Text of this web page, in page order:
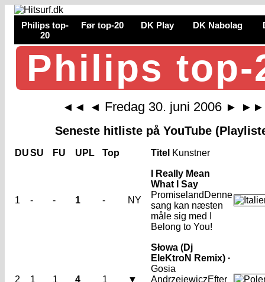
Philips top-
20
Før top-20 DK Play DK Nabolag
Philips top-
◄◄ ◄ Fredag 30. juni 2006 ►
►►
Seneste hitliste på YouTube
DUSU FU UPL Top Titel Kunstner
1 - - 1 - NY
I Really Mean
What I Say
Promiseland Denne
sang kan næsten
måle sig med I
Belong to You!
2 1 1 4 1 ▼
Słowa (Dj
EleKtroN Remix) ·
Gosia
AndrzejewiczEfter